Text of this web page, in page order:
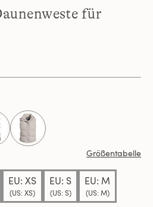
für
Größentabelle
EU: XS
(US: XS)
EU: S
(US: S)
EU: M
(US: M)